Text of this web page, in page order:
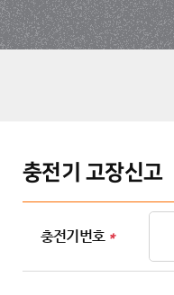
충전기 고장신고
충전기번호 *